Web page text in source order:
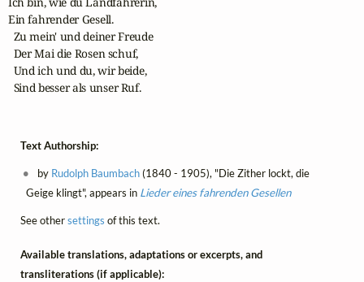
Ein fahrender Gesell.
  Zu mein' und deiner Freude
  Der Mai die Rosen schuf,
  Und ich und du, wir beide,
  Sind besser als unser Ruf.
Text Authorship:
by Rudolph Baumbach(1840 - 1905), "Die Zither lockt, die
Geige klingt", appears in Lieder eines fahrenden Gesellen
See othersettings of this text.
Available translations, adaptations or excerpts, and
transliterations (if applicable):